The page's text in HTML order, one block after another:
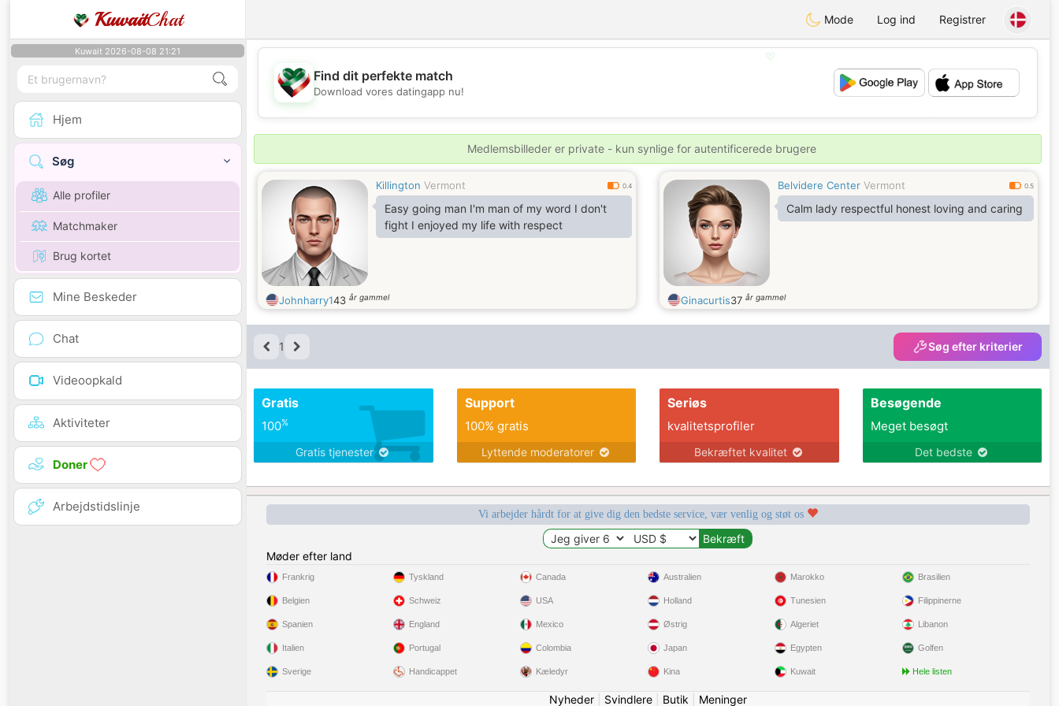
KuwaitChat Mode Log ind Registrer
Kuwait 2026-08-08 21:21
Hjem
Søg
Alle profiler
Matchmaker
Brug kortet
Mine Beskeder
Chat
Videoopkald
Aktiviteter
Doner
Arbejdstidslinje
💖
💕
💕
Find dit perfekte match
Download vores datingapp nu!
Medlemsbilleder er private - kun synlige for autentificerede brugere
Killington Vermont 0.4
Easy going man I'm man of my word I don't
fight I enjoyed my life with respect
Johnharry143 år gammel
Belvidere Center Vermont 0.5
Calm lady respectful honest loving and caring
Ginacurtis37 år gammel
1 Søg efter kriterier
Gratis
100%
Gratis tjenester
Support
100% gratis
Lyttende moderatorer
Seriøs
kvalitetsprofiler
Bekræftet kvalitet
Besøgende
Meget besøgt
Det bedste
Vi arbejder hårdt for at give dig den bedste service, vær venlig og støt os
Møder efter land
Frankrig
Belgien
Spanien
Italien
Sverige
Tyskland
Schweiz
England
Portugal
Handicappet
Canada
USA
Mexico
Colombia
Kæledyr
Australien
Holland
Østrig
Japan
Kina
Marokko
Tunesien
Algeriet
Egypten
Kuwait
Brasilien
Filippinerne
Libanon
Golfen
Hele listen
Nyheder| Svindlere| Butik Meninger